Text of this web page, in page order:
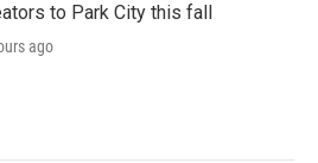
to Park City this fall
ago